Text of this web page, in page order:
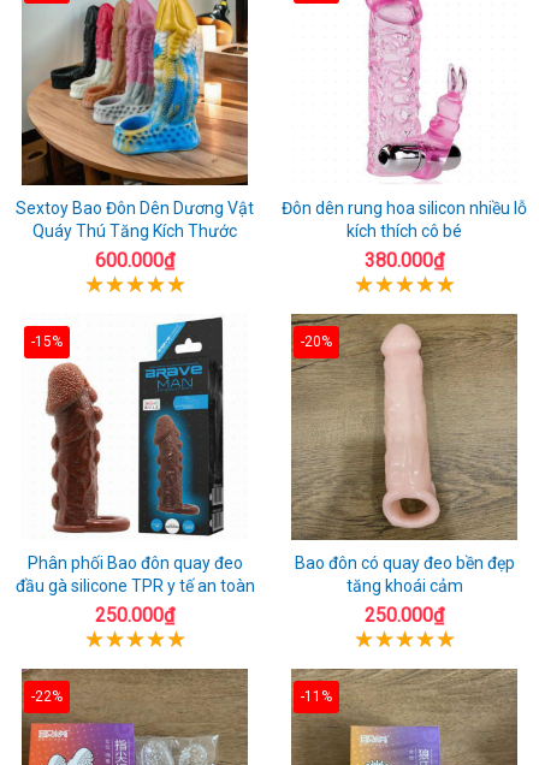
Sextoy Bao Đôn Dên Dương Vật
Quáy Thú Tăng Kích Thước
600.000₫
Đôn dên rung hoa silicon nhiều lỗ
kích thích cô bé
380.000₫
-15%
Phân phối Bao đôn quay đeo
đầu gà silicone TPR y tế an toàn
250.000₫
-20%
Bao đôn có quay đeo bền đẹp
tăng khoái cảm
250.000₫
-22% -11%